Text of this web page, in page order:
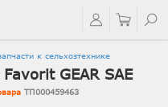
к сельхозтехнике
GEAR SAE
ТП000459463